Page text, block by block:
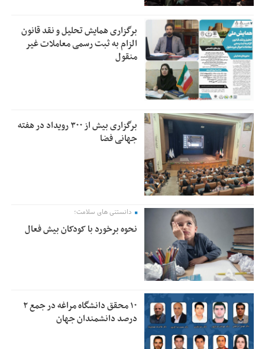
برگزاری همایش تحلیل و نقد قانون
الزام به ثبت رسمی معاملات غیر
منقول
برگزاری بیش از ۳۰۰ رویداد در هفته
جهانی فضا
دانستنی های سلامت؛
نحوه برخورد با کودکان بیش فعال
۱۰ محقق دانشگاه مراغه در جمع ۲
درصد دانشمندان جهان